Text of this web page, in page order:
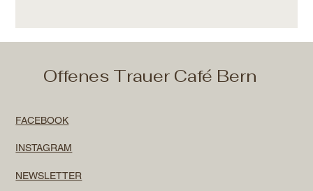
Offenes Trauer Café Bern
FACEBOOK
INSTAGRAM
NEWSLETTER